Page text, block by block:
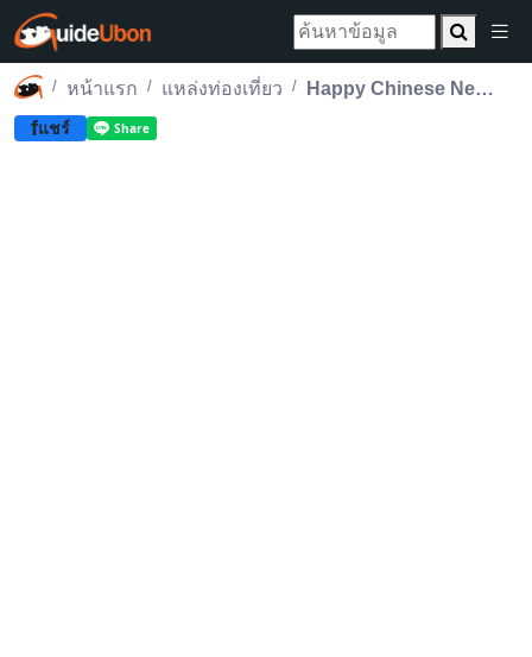
หน้าแรก แหล่งท่องเที่ยว Happy Chinese New Year ร่วมฉลองความยิ่งใหญ่ไปกับเทศกาลตรุษจีน สุนีย์ทาวเวอร์
fแชร์